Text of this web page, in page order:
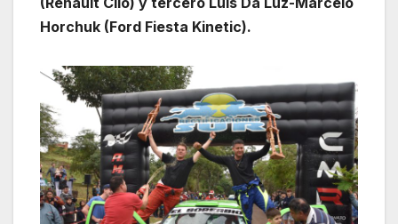
Horchuk (Ford Fiesta Kinetic).